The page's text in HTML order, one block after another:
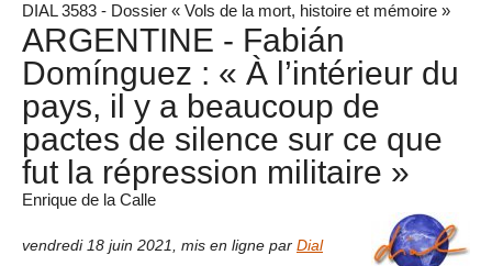
DIAL 3583 - Dossier « Vols de la mort, histoire et mémoire »
ARGENTINE - Fabián
Domínguez : « À l’intérieur du
pays, il y a beaucoup de
pactes de silence sur ce que
fut la répression militaire »
Enrique de la Calle
vendredi 18 juin 2021 mis en ligne par Dial